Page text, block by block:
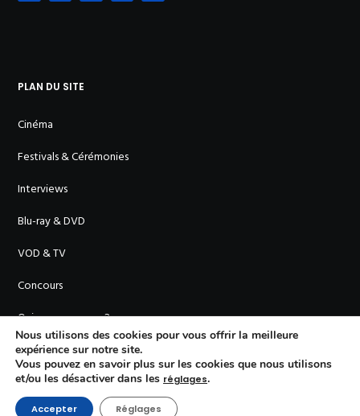
PLAN DU SITE
Cinéma
Festivals & Cérémonies
Interviews
Blu-ray & DVD
VOD & TV
Concours
Qui sommes-nous ?
Nous utilisons des cookies pour vous offrir la meilleure
expérience sur notre site.
Vous pouvez en savoir plus sur les cookies que nous utilisons
et/ou les désactiver dans les réglages.
Accepter Réglages